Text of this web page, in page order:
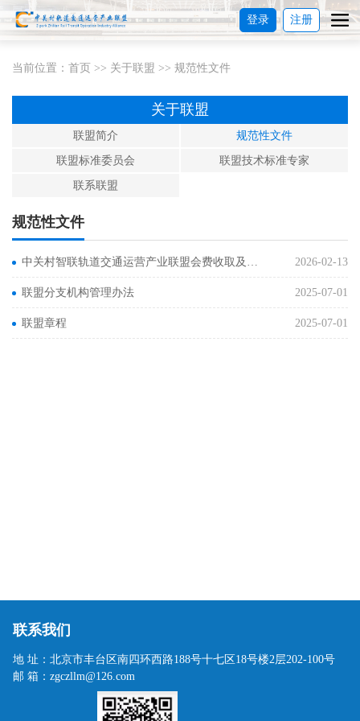
登录 注册
当前位置： 首页 >> 关于联盟 >> 规范性文件
关于联盟
联盟简介 规范性文件
联盟标准委员会 联盟技术标准专家
联系联盟
规范性文件
中关村智联轨道交通运营产业联盟会费收取及管理办法 2026-02-13
联盟分支机构管理办法 2025-07-01
联盟章程 2025-07-01
联系我们
地 址：北京市丰台区南四环西路188号十七区18号楼2层202-100号
邮 箱：zgczllm@126.com